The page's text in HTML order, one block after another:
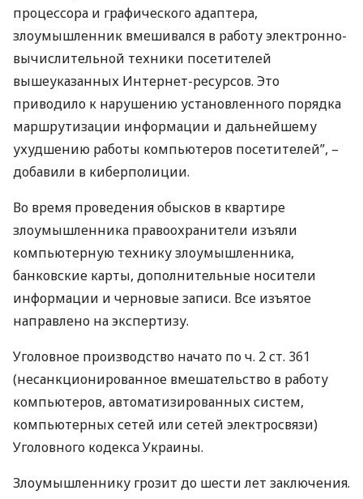
процессора и графического адаптера,
злоумышленник вмешивался в работу электронно-
вычислительной техники посетителей
вышеуказанных Интернет-ресурсов. Это
приводило к нарушению установленного порядка
маршрутизации информации и дальнейшему
ухудшению работы компьютеров посетителей”, –
добавили в киберполиции.
Во время проведения обысков в квартире
злоумышленника правоохранители изъяли
компьютерную технику злоумышленника,
банковские карты, дополнительные носители
информации и черновые записи. Все изъятое
направлено на экспертизу.
Уголовное производство начато по ч. 2 ст. 361
(несанкционированное вмешательство в работу
компьютеров, автоматизированных систем,
компьютерных сетей или сетей электросвязи)
Уголовного кодекса Украины.
Злоумышленнику грозит до шести лет заключения.